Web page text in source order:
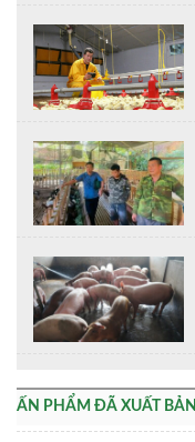
ẤN PHẨM ĐÃ XUẤT BẢN